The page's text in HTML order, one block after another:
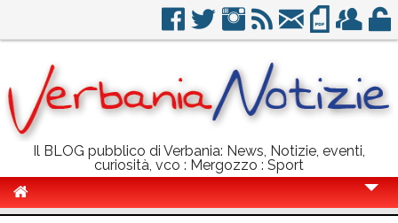
Il BLOG pubblico di Verbania: News, Notizie, eventi,
curiosità, vco : Mergozzo : Sport